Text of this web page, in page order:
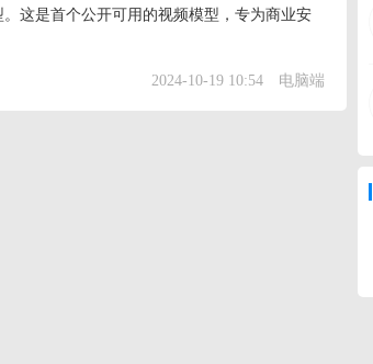
这是首个公开可用的视频模型，专为商业安
2024-10-19 10:54 电脑端